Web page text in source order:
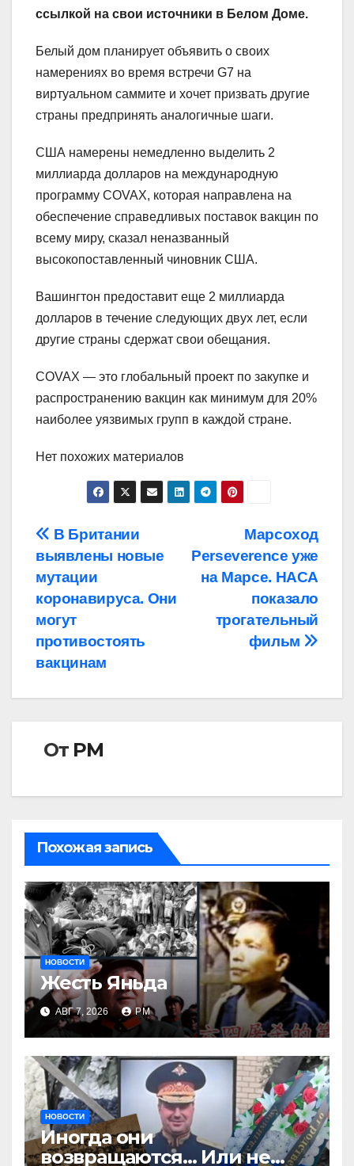
ссылкой на свои источники в Белом Доме.
Белый дом планирует объявить о своих
намерениях во время встречи G7 на
виртуальном саммите и хочет призвать другие
страны предпринять аналогичные шаги.
США намерены немедленно выделить 2
миллиарда долларов на международную
программу COVAX, которая направлена ​​на
обеспечение справедливых поставок вакцин по
всему миру, сказал неназванный
высокопоставленный чиновник США.
Вашингтон предоставит еще 2 миллиарда
долларов в течение следующих двух лет, если
другие страны сдержат свои обещания.
COVAX — это глобальный проект по закупке и
распространению вакцин как минимум для 20%
наиболее уязвимых групп в каждой стране.
Нет похожих материалов
Навигация
по
записям
Марсоход
Perseverence уже
на Марсе. НАСА
показало
трогательный
фильм
В Британии
выявлены новые
мутации
коронавируса. Они
могут
противостоять
вакцинам
От РМ
Похожая запись
НОВОСТИ
Жесть Яньда
АВГ 7, 2026 РМ
НОВОСТИ
Иногда они
возвращаются… Или не